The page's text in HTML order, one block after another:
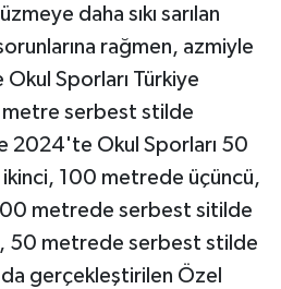
daha sıkı sarılan
rağmen, azmiyle
Sporları Türkiye
metre serbest stilde
2024'te Okul Sporları 50
100 metrede üçüncü,
metrede serbest sitilde
50 metrede serbest stilde
gerçekleştirilen Özel